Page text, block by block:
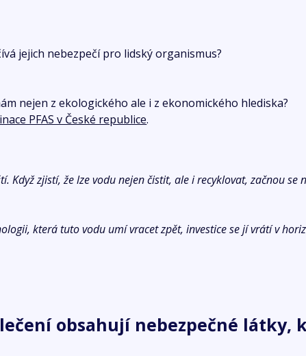
jejich nebezpečí pro lidský organismus?
nejen z ekologického ale i z ekonomického hlediska?
PFAS v České republice.
Když zjistí, že lze vodu nejen čistit, ale i recyklovat, začnou se
která tuto vodu umí vracet zpět, investice se jí vrátí v
obsahují nebezpečné látky,